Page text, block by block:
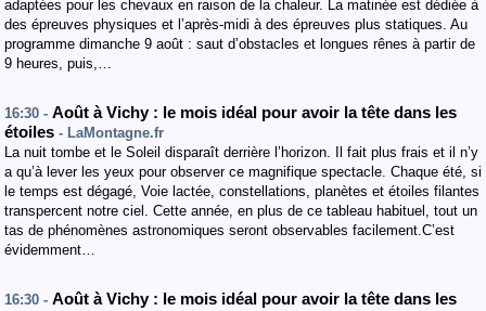
adaptées pour les chevaux en raison de la chaleur. La matinée est dédiée à
des épreuves physiques et l’après-midi à des épreuves plus statiques. Au
programme dimanche 9 août : saut d’obstacles et longues rênes à partir de
9 heures, puis,…
16:30 - Août à Vichy : le mois idéal pour avoir la tête dans les
étoiles - LaMontagne.fr
La nuit tombe et le Soleil disparaît derrière l’horizon. Il fait plus frais et il n’y
a qu’à lever les yeux pour observer ce magnifique spectacle. Chaque été, si
le temps est dégagé, Voie lactée, constellations, planètes et étoiles filantes
transpercent notre ciel. Cette année, en plus de ce tableau habituel, tout un
tas de phénomènes astronomiques seront observables facilement.C’est
évidemment…
16:30 - Août à Vichy : le mois idéal pour avoir la tête dans les